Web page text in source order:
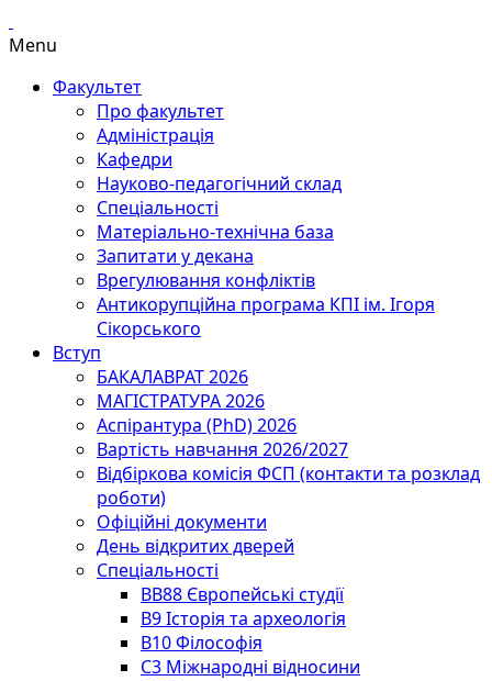
Menu
Факультет
Про факультет
Адміністрація
Кафедри
Науково-педагогічний склад
Спеціальності
Матеріально-технічна база
Запитати у декана
Врегулювання конфліктів
Антикорупційна програма КПІ ім. Ігоря
Сікорського
Вступ
БАКАЛАВРАТ 2026
МАГІСТРАТУРА 2026
Аспірантура (PhD) 2026
Вартість навчання 2026/2027
Відбіркова комісія ФСП (контакти та розклад
роботи)
Офіційні документи
День відкритих дверей
Спеціальності
BВ88 Європейські студії
B9 Історія та археологія
B10 Філософія
C3 Міжнародні відносини